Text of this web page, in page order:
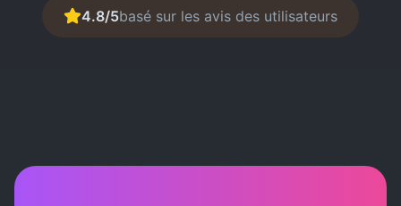
4.8/5basé sur les avis des utilisateurs